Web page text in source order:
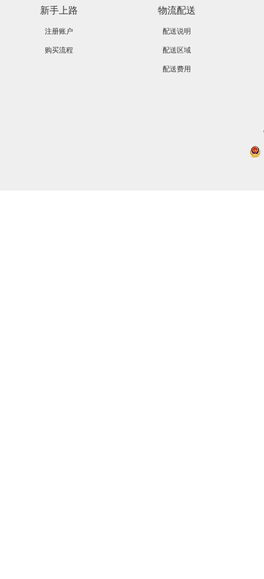
新手上路
注册账户
购买流程
物流配送
配送说明
配送区域
配送费用